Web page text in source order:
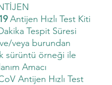
Antijen Hızlı Test Kiti
Tespit Süresi
veya burundan
sürüntü örneği ile
Amacı
Antijen Hızlı Test